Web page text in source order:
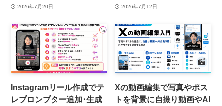
2026年7月20日 2026年7月12日
Instagramリール作成でテ
レプロンプター追加･生成
Xの動画編集で写真やポス
トを背景に自撮り動画やAI